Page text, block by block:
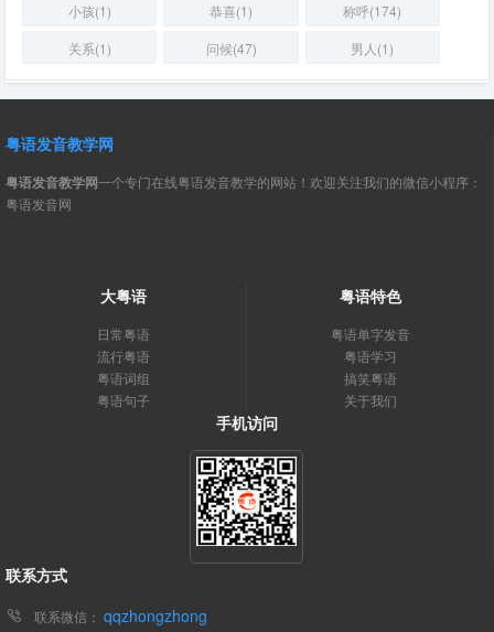
小孩(1)
恭喜(1)
称呼(174)
关系(1)
问候(47) 男人(1)
粤语发音教学网
粤语发音教学网一个专门在线粤语发音教学的网站！欢迎关注我们的微信小程序：
粤语发音网
大粤语
日常粤语
流行粤语
粤语词组
粤语句子
粤语特色
粤语单字发音
粤语学习
搞笑粤语
关于我们
手机访问
联系方式
联系微信： qqzhongzhong